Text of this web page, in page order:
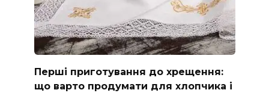
Перші приготування до хрещення:
що варто продумати для хлопчика і